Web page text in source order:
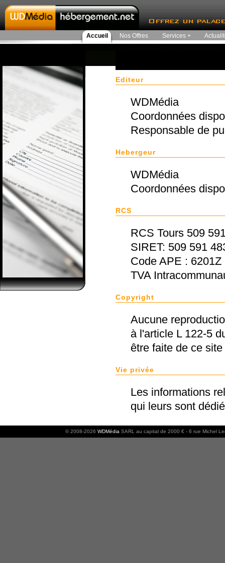
Accueil Nos Offres Services +
Editeur
WDMédia
Coordonnées
Responsable de
Hebergeur
WDMédia
Coordonnées
RCS
RCS Tours 509
SIRET: 509 591
Code APE : 6201Z
TVA
Copyright
Aucune
à l'article L 122-5
être faite de ce
Vie privée
Les informations
qui leurs sont
© 2008-2026 WDMédia SARL au capital de 2000 € - 6 rue Michel